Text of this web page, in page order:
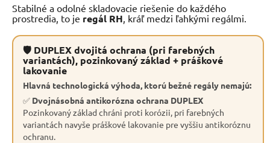
Stabilné a odolné skladovacie riešenie do každého
prostredia, to je regál RH , kráľ medzi ľahkými regálmi.
🛡 DUPLEX dvojitá ochrana (pri farebných
variantách), pozinkovaný základ + práškové
lakovanie
Hlavná technologická výhoda, ktorú bežné regály nemajú:
✅ Dvojnásobná antikorózna ochrana DUPLEX
Pozinkovaný základ chráni proti korózii, pri farebných
variantách navyše práškové lakovanie pre vyššiu antikoróznu
ochranu.